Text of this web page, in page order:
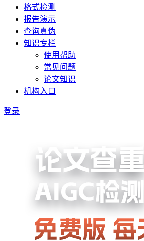
格式检测
报告演示
查询真伪
知识专栏
使用帮助
常见问题
论文知识
机构入口
登录